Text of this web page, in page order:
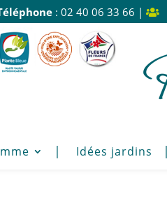
: 02 40 06 33 66 |
Idées jardins